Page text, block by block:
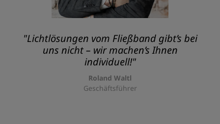
"Lichtlösungen vom Fließband gibt’s bei
uns nicht – wir machen’s Ihnen
individuell!"
Roland Waltl
Geschäftsführer